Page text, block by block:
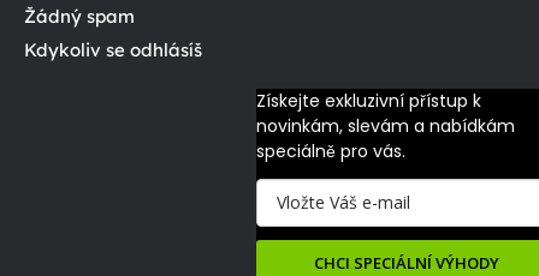
Žádný spam
Kdykoliv se odhlásíš
Získejte exkluzivní přístup k
novinkám, slevám a nabídkám
speciálně pro vás.
CHCI SPECIÁLNÍ VÝHODY